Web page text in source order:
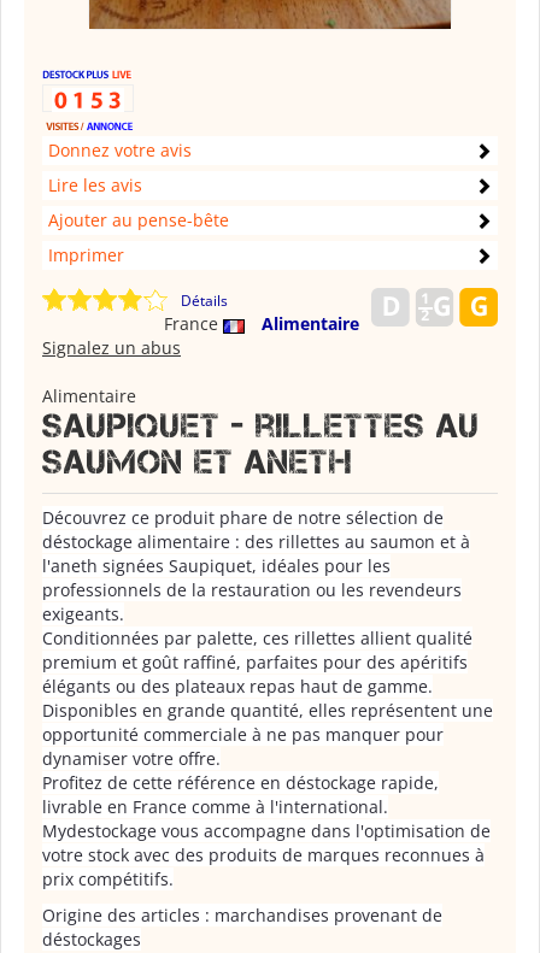
Donnez votre avis
Lire les avis
Ajouter au pense-bête
Imprimer
Détails
France
Alimentaire
Signalez un abus
Alimentaire
Saupiquet - rillettes au
saumon et aneth
Découvrez ce produit phare de notre sélection de
déstockage alimentaire : des rillettes au saumon et à
l'aneth signées Saupiquet, idéales pour les
professionnels de la restauration ou les revendeurs
exigeants.
Conditionnées par palette, ces rillettes allient qualité
premium et goût raffiné, parfaites pour des apéritifs
élégants ou des plateaux repas haut de gamme.
Disponibles en grande quantité, elles représentent une
opportunité commerciale à ne pas manquer pour
dynamiser votre offre.
Profitez de cette référence en déstockage rapide,
livrable en France comme à l'international.
Mydestockage vous accompagne dans l'optimisation de
votre stock avec des produits de marques reconnues à
prix compétitifs.
Origine des articles : marchandises provenant de
déstockages